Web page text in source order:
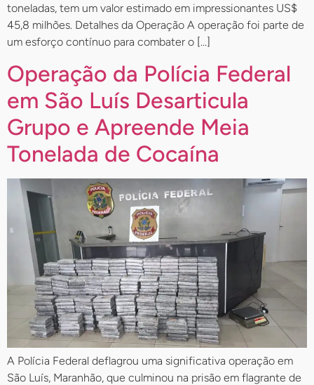
toneladas, tem um valor estimado em impressionantes US$
45,8 milhões. Detalhes da Operação A operação foi parte de
um esforço contínuo para combater o […]
Operação da Polícia Federal
em São Luís Desarticula
Grupo e Apreende Meia
Tonelada de Cocaína
A Polícia Federal deflagrou uma significativa operação em
São Luís, Maranhão, que culminou na prisão em flagrante de